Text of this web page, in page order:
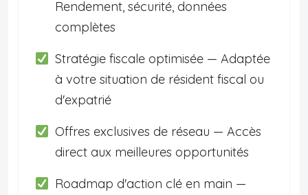
Rendement, sécurité, données
complètes
Stratégie fiscale optimisée — Adaptée
à votre situation de résident fiscal ou
d'expatrié
Offres exclusives de réseau — Accès
direct aux meilleures opportunités
Roadmap d'action clé en main —